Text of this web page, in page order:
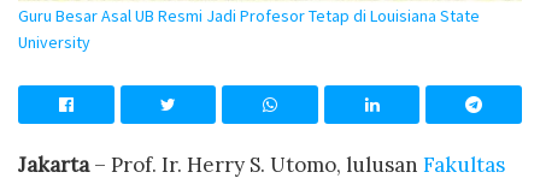
Guru Besar Asal UB Resmi Jadi Profesor Tetap di Louisiana State
University
Jakarta– Prof. Ir. Herry S. Utomo, lulusan Fakultas